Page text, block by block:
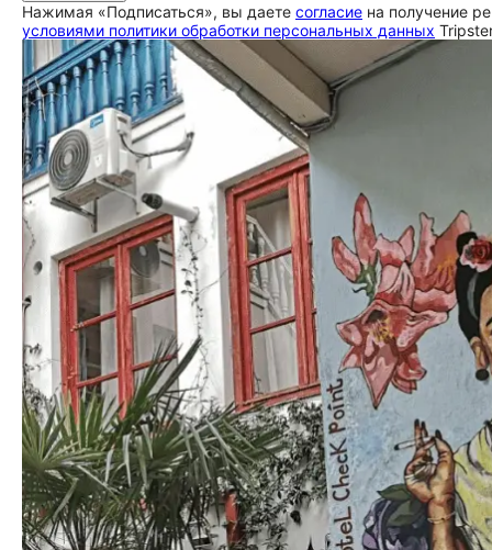
Нажимая «Подписаться», вы даете согласие на получение
условиями политики обработки персональных данных